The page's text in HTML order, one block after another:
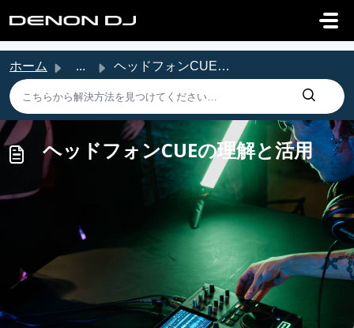
ホーム ... ヘッドフォンCUEの理解と活用
ヘッドフォンCUEの理解と活用